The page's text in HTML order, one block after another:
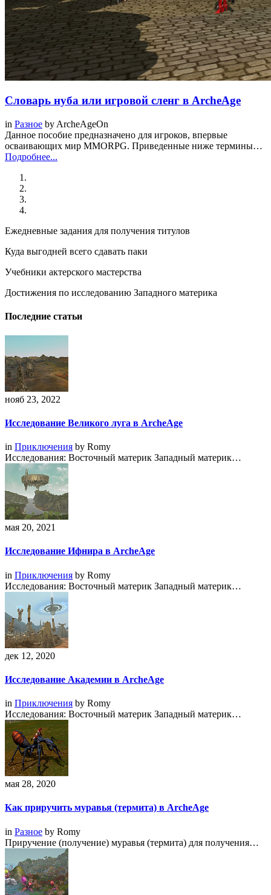
Словарь нуба или игровой сленг в ArcheAge
in Разное by ArcheAgeOn
Данное пособие предназначено для игроков, впервые
осваивающих мир MMORPG. Приведенные ниже термины…
Подробнее...
Ежедневные задания для получения титулов
Куда выгодней всего сдавать паки
Учебники актерского мастерства
Достижения по исследованию Западного материка
Последние статьи
нояб 23, 2022
Исследование Великого луга в ArcheAge
in Приключения by Romy
Исследования: Восточный материк Западный материк…
мая 20, 2021
Исследование Ифнира в ArcheAge
in Приключения by Romy
Исследования: Восточный материк Западный материк…
дек 12, 2020
Исследование Академии в ArcheAge
in Приключения by Romy
Исследования: Восточный материк Западный материк…
мая 28, 2020
Как приручить муравья (термита) в ArcheAge
in Разное by Romy
Приручение (получение) муравья (термита) для получения…